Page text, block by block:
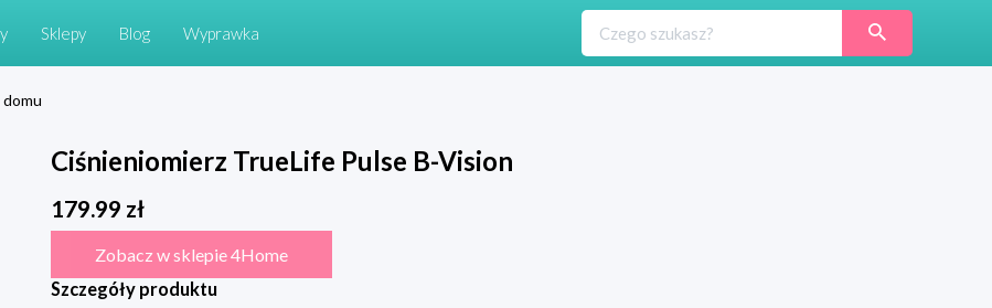
Sklepy Blog Wyprawka
Ciśnieniomierz TrueLife Pulse B-Vision
179.99 zł
Zobacz w sklepie 4Home
Szczegóły produktu